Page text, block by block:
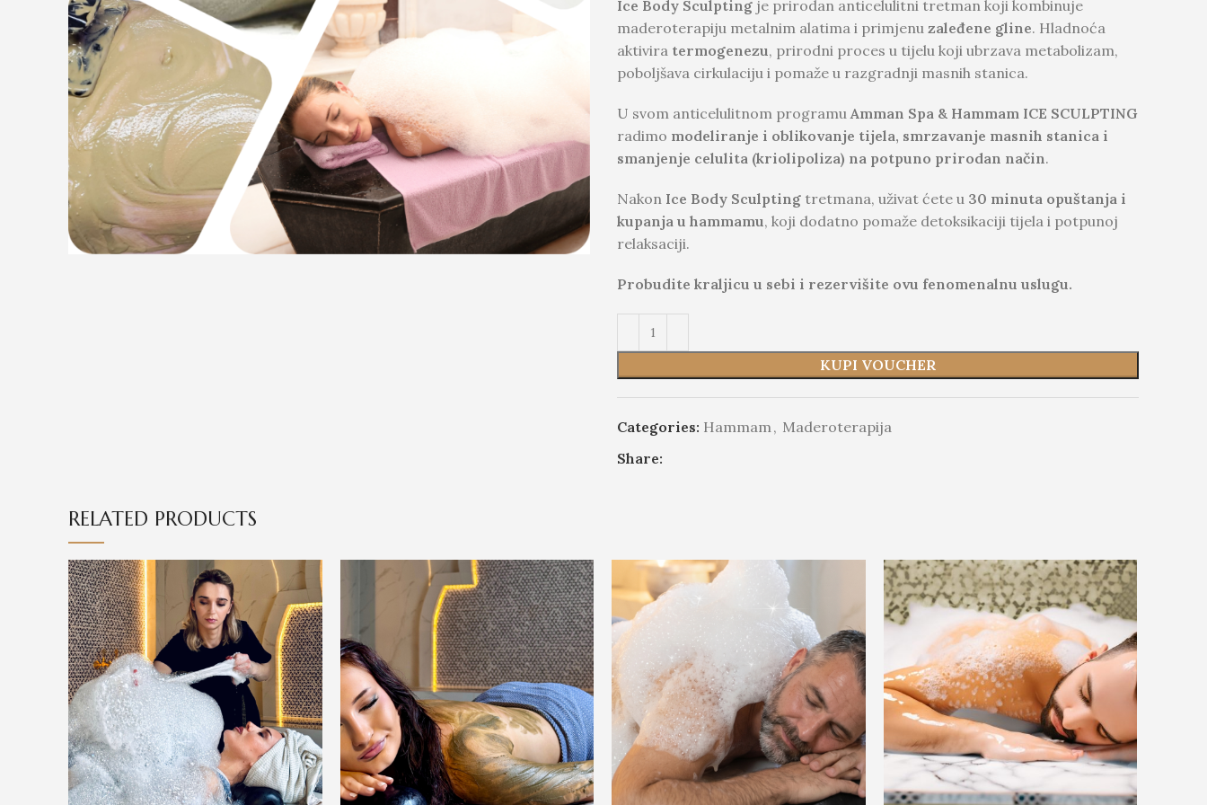
Ice Body Sculpting je prirodan anticelulitni tretman koji kombinuje
maderoterapiju metalnim alatima i primjenu zaleđene gline. Hladnoća
aktivira termogenezu, prirodni proces u tijelu koji ubrzava metabolizam,
poboljšava cirkulaciju i pomaže u razgradnji masnih stanica.
U svom anticelulitnom programuAmman Spa & Hammam ICE SCULPTING
radimo modeliranje i oblikovanje tijela, smrzavanje masnih stanica i
smanjenje celulita (kriolipoliza) na potpuno prirodan način.
Nakon Ice Body Sculpting tretmana, uživat ćete u 30 minuta opuštanja i
kupanja u hammamu, koji dodatno pomaže detoksikaciji tijela i potpunoj
relaksaciji.
Probudite kraljicu u sebi i rezervišite ovu fenomenalnu uslugu.
KUPI VOUCHER
Categories: Hammam, Maderoterapija
Share:
RELATED PRODUCTS